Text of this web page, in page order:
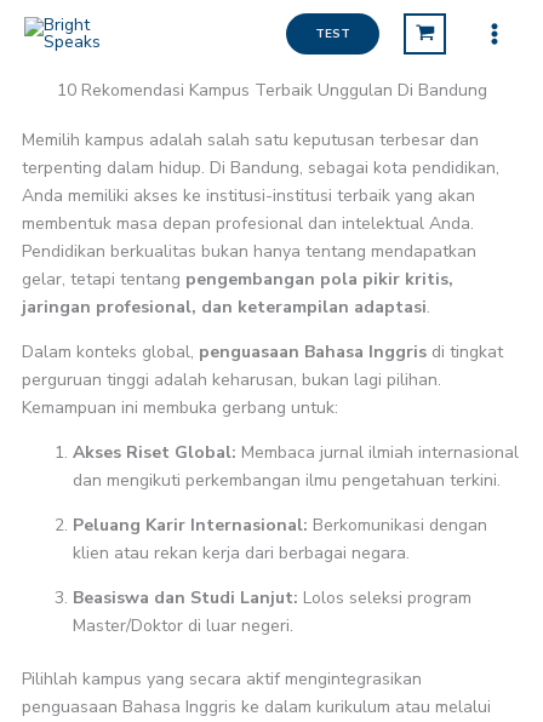
Lewati
TEST
10 Rekomendasi Kampus Terbaik Unggulan Di Bandung
Memilih kampus adalah salah satu keputusan terbesar dan
terpenting dalam hidup. Di Bandung, sebagai kota pendidikan,
Anda memiliki akses ke institusi-institusi terbaik yang akan
membentuk masa depan profesional dan intelektual Anda.
Pendidikan berkualitas bukan hanya tentang mendapatkan
gelar, tetapi tentang pengembangan pola pikir kritis,
jaringan profesional, dan keterampilan adaptasi.
Dalam konteks global, penguasaan Bahasa Inggrisdi tingkat
perguruan tinggi adalah keharusan, bukan lagi pilihan.
Kemampuan ini membuka gerbang untuk:
Akses Riset Global: Membaca jurnal ilmiah internasional
dan mengikuti perkembangan ilmu pengetahuan terkini.
Peluang Karir Internasional: Berkomunikasi dengan
klien atau rekan kerja dari berbagai negara.
Beasiswa dan Studi Lanjut: Lolos seleksi program
Master/Doktor di luar negeri.
Pilihlah kampus yang secara aktif mengintegrasikan
penguasaan Bahasa Inggris ke dalam kurikulum atau melalui